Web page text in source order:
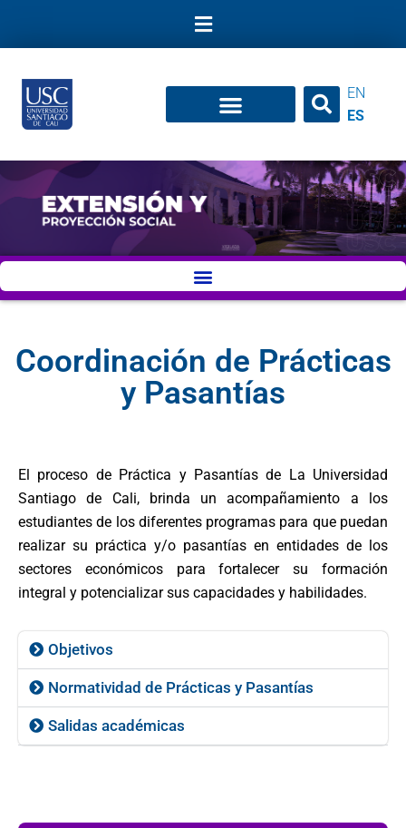
EN
ES
Coordinación de Prácticas
y Pasantías
El proceso de Práctica y Pasantías de La Universidad
Santiago de Cali, brinda un acompañamiento a los
estudiantes de los diferentes programas para que puedan
realizar su práctica y/o pasantías en entidades de los
sectores económicos para fortalecer su formación
integral y potencializar sus capacidades y habilidades.
Objetivos
Normatividad de Prácticas y Pasantías
Salidas académicas